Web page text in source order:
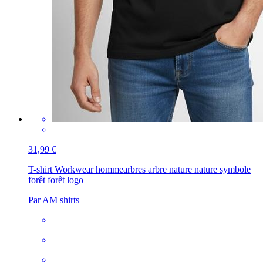
31,99 €
T-shirt Workwear hommearbres arbre nature nature symbole
forêt forêt logo
Par AM shirts